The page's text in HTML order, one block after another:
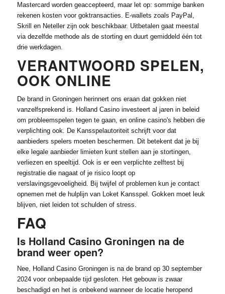
Mastercard worden geaccepteerd, maar let op: sommige banken
rekenen kosten voor goktransacties. E-wallets zoals PayPal,
Skrill en Neteller zijn ook beschikbaar. Uitbetalen gaat meestal
via dezelfde methode als de storting en duurt gemiddeld één tot
drie werkdagen.
VERANTWOORD SPELEN,
OOK ONLINE
De brand in Groningen herinnert ons eraan dat gokken niet
vanzelfsprekend is. Holland Casino investeert al jaren in beleid
om probleemspelen tegen te gaan, en online casino's hebben die
verplichting ook. De Kansspelautoriteit schrijft voor dat
aanbieders spelers moeten beschermen. Dit betekent dat je bij
elke legale aanbieder limieten kunt stellen aan je stortingen,
verliezen en speeltijd. Ook is er een verplichte zelftest bij
registratie die nagaat of je risico loopt op
verslavingsgevoeligheid. Bij twijfel of problemen kun je contact
opnemen met de hulplijn van Loket Kansspel. Gokken moet leuk
blijven, niet leiden tot schulden of stress.
FAQ
Is Holland Casino Groningen na de
brand weer open?
Nee, Holland Casino Groningen is na de brand op 30 september
2024 voor onbepaalde tijd gesloten. Het gebouw is zwaar
beschadigd en het is onbekend wanneer de locatie heropend